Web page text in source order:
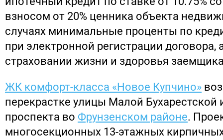
взносом от 20% ценника объекта
случаях минимальные проценты по
при электронной регистрации договора,
страховании жизни и здоровья
ЖК комфорт-класса «Новое Купчино»
перекрастке улицы Малой Бухарестской
проспекта во Фрунзенском районе.
многосекционных 13-этажных